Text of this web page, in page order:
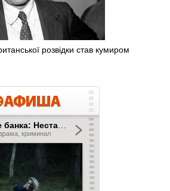
розвідки став кумиром